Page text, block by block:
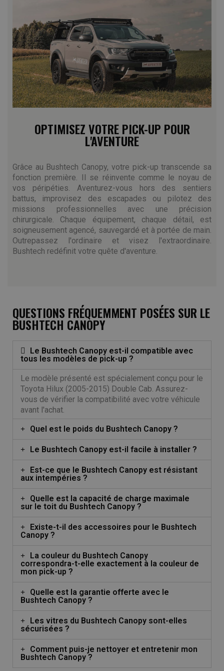
OPTIMISEZ VOTRE PICK-UP POUR
L'AVENTURE
Grâce au Bushtech Canopy, votre pick-up transcende sa
fonction première. Il se réinvente comme le noyau de
vos péripéties. Aventurez-vous hors des sentiers
battus, improvisez des escapades ou pilotez des
missions professionnelles avec une précision
chirurgicale. Chaque équipement, chaque détail, est
soigneusement agencé, sauvegardé et à portée de main.
Outrepassez l'ordinaire et visez l'extraordinaire.
Bushtech redéfinit votre quête d'aventure.
QUESTIONS FRÉQUEMMENT POSÉES SUR LE
BUSHTECH CANOPY
Le Bushtech Canopy est-il compatible avec
tous les modèles de pick-up ?
Le modèle présenté est spécialement conçu pour le
Toyota Hilux (2005-2015) Double Cab. Assurez-
vous de vérifier la compatibilité avec votre véhicule
avant l'achat.
Quel est le poids du Bushtech Canopy ?
Le Bushtech Canopy est-il facile à installer ?
Est-ce que le Bushtech Canopy est résistant
aux intempéries ?
Quelle est la capacité de charge maximale
sur le toit du Bushtech Canopy ?
Existe-t-il des accessoires pour le Bushtech
Canopy ?
La couleur du Bushtech Canopy
correspondra-t-elle exactement à la couleur de
mon pick-up ?
Quelle est la garantie offerte avec le
Bushtech Canopy ?
Les vitres du Bushtech Canopy sont-elles
sécurisées ?
Comment puis-je nettoyer et entretenir mon
Bushtech Canopy ?